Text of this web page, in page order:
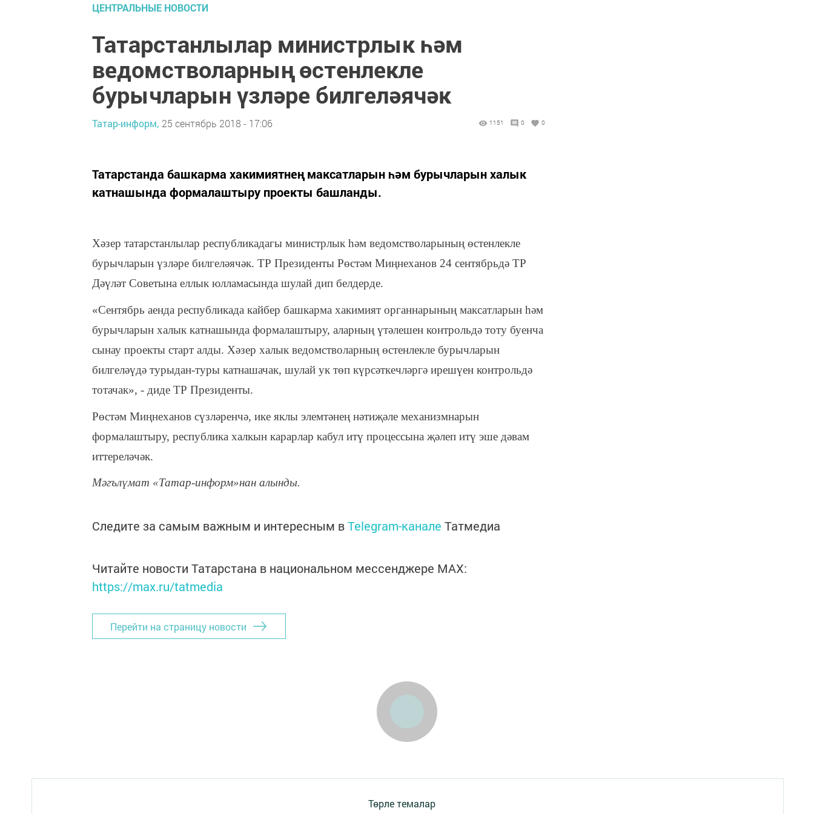
ЦЕНТРАЛЬНЫЕ НОВОСТИ
Татарстанлылар министрлык һәм
ведомстволарның өстенлекле
бурычларын үзләре билгеләячәк
Татар-информ, 25 сентябрь 2018 - 17:06 1151 0 0
Татарстанда башкарма хакимиятнең максатларын һәм бурычларын халык
катнашында формалаштыру проекты башланды.
Хәзер татарстанлылар республикадагы министрлык һәм ведомстволарының өстенлекле
бурычларын үзләре билгеләячәк. ТР Президенты Рөстәм Миңнеханов 24 сентябрьдә ТР
Дәүләт Советына еллык юлламасында шулай дип белдерде.
«Сентябрь аенда республикада кайбер башкарма хакимият органнарының максатларын һәм
бурычларын халык катнашында формалаштыру, аларның үтәлешен контрольдә тоту буенча
сынау проекты старт алды. Хәзер халык ведомстволарның өстенлекле бурычларын
билгеләүдә турыдан-туры катнашачак, шулай ук төп күрсәткечләргә ирешүен контрольдә
тотачак», - диде ТР Президенты.
Рөстәм Миңнеханов сүзләренчә, ике яклы элемтәнең нәтиҗәле механизмнарын
формалаштыру, республика халкын карарлар кабул итү процессына җәлеп итү эше дәвам
иттереләчәк.
Мәгълүмат «Татар-информ»нан алынды.
Следите за самым важным и интересным вTelegram-канале Татмедиа
Читайте новости Татарстана в национальном мессенджере MАХ:
https://max.ru/tatmedia
Перейти на страницу новости
Төрле темалар